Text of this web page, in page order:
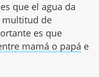
que el agua da
multitud de
es que
mamá o papá e